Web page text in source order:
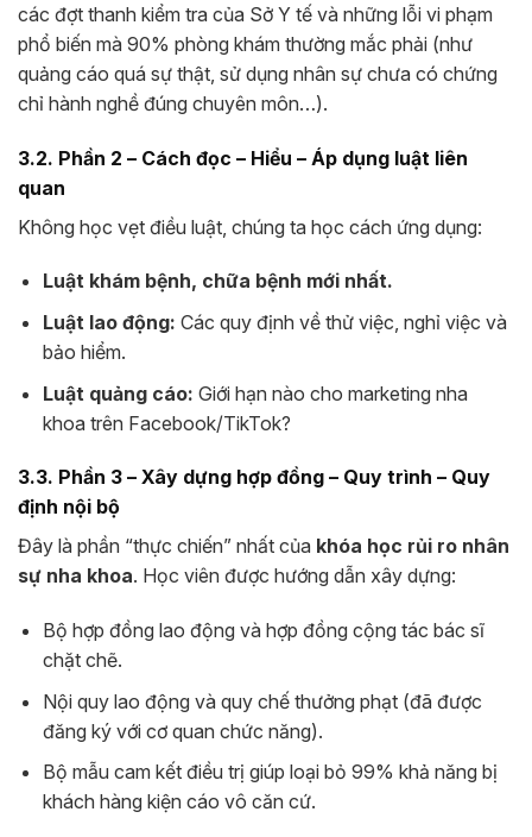
các đợt thanh kiểm tra của Sở Y tế và những lỗi vi phạm
phổ biến mà 90% phòng khám thường mắc phải (như
quảng cáo quá sự thật, sử dụng nhân sự chưa có chứng
chỉ hành nghề đúng chuyên môn…).
3.2. Phần 2 – Cách đọc – Hiểu – Áp dụng luật liên
quan
Không học vẹt điều luật, chúng ta học cách ứng dụng:
Luật khám bệnh, chữa bệnh mới nhất.
Luật lao động: Các quy định về thử việc, nghỉ việc và
bảo hiểm.
Luật quảng cáo: Giới hạn nào cho marketing nha
khoa trên Facebook/TikTok?
3.3. Phần 3 – Xây dựng hợp đồng – Quy trình – Quy
định nội bộ
Đây là phần “thực chiến” nhất của khóa học rủi ro nhân
sự nha khoa. Học viên được hướng dẫn xây dựng:
Bộ hợp đồng lao động và hợp đồng cộng tác bác sĩ
chặt chẽ.
Nội quy lao động và quy chế thưởng phạt (đã được
đăng ký với cơ quan chức năng).
Bộ mẫu cam kết điều trị giúp loại bỏ 99% khả năng bị
khách hàng kiện cáo vô căn cứ.